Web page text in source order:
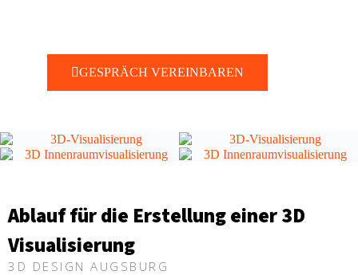
GESPRÄCH VEREINBAREN
Ablauf für die Erstellung einer 3D
Visualisierung
3D DESIGN AUGSBURG